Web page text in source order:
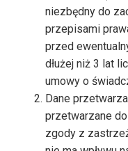
niezbędny do
przepisami
przed
dłużej niż 3 lat
umowy o
Dane
przetwarzane
zgody z